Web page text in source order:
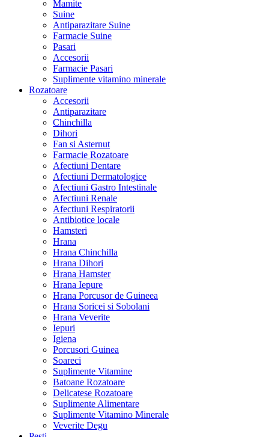
Mamite
Suine
Antiparazitare Suine
Farmacie Suine
Pasari
Accesorii
Farmacie Pasari
Suplimente vitamino minerale
Rozatoare
Accesorii
Antiparazitare
Chinchilla
Dihori
Fan si Asternut
Farmacie Rozatoare
Afectiuni Dentare
Afectiuni Dermatologice
Afectiuni Gastro Intestinale
Afectiuni Renale
Afectiuni Respiratorii
Antibiotice locale
Hamsteri
Hrana
Hrana Chinchilla
Hrana Dihori
Hrana Hamster
Hrana Iepure
Hrana Porcusor de Guineea
Hrana Soricei si Sobolani
Hrana Veverite
Iepuri
Igiena
Porcusori Guinea
Soareci
Suplimente Vitamine
Batoane Rozatoare
Delicatese Rozatoare
Suplimente Alimentare
Suplimente Vitamino Minerale
Veverite Degu